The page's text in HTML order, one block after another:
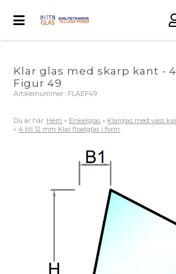
Klar glas med skarp kant -
Figur 49
Artikelnummer.: FLAEF49
Du är här: Hem » Enkelglas » Klarglas med vass
»4 till 12 mm Klar floatglas i form